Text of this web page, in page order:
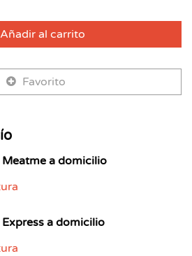
Añadir al carrito
Favorito
Meatme a domicilio
a domicilio